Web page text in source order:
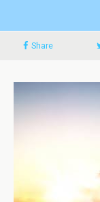
Share